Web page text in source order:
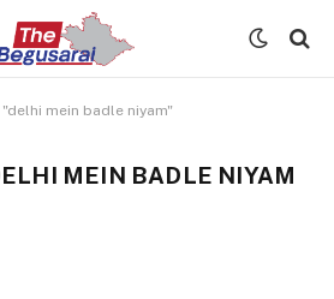
mein badle niyam"
MEIN BADLE NIYAM